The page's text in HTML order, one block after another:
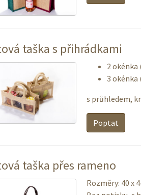
taška s přihrádkami
2 okénka
3 okénka
s průhledem,
Poptat
taška přes rameno
Rozměry: 40 x